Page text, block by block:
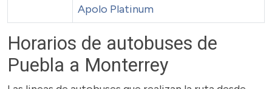
Apolo Platinum
Horarios de autobuses de
Puebla a Monterrey